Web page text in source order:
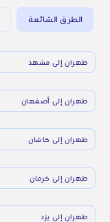
الطرق الشائعة
طهران إلى مشهد
طهران إلى أصفهان
طهران إلى كاشان
طهران إلى كرمان
طهران إلى يزد